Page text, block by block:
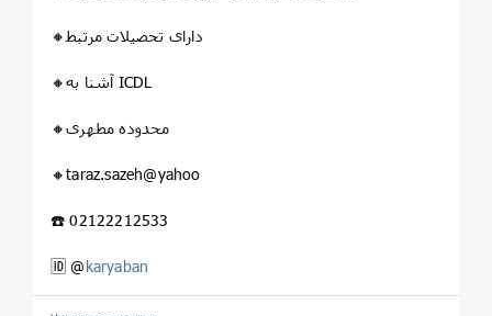
🔸دارای تحصیلات مرتبط
🔸آشنا به ICDL
🔸محدوده مطهری
🔸taraz.sazeh@yahoo
☎️ 02122212533
🆔 @karyaban